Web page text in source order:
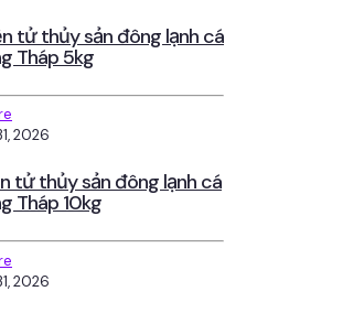
tử thủy sản đông lạnh cá
Tháp 5kg
2026
tử thủy sản đông lạnh cá
Tháp 10kg
2026